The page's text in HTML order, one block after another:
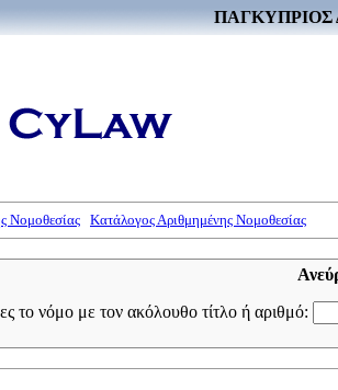
ΠΑΓΚΥΠΡΙΟΣ
Νομοθεσίας Κατάλογος Αριθμημένης Νομοθεσίας
το νόμο με τον ακόλουθο τίτλο ή αριθμό: